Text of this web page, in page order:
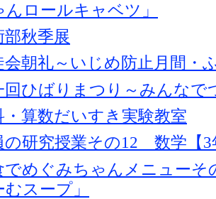
んロールキャベツ」
部秋季展
会朝礼～いじめ防止月間・
回ひばりまつり～みんなで
・算数だいすき実験教室
の研究授業その12 数学【3
でめぐみちゃんメニュー
むスープ」